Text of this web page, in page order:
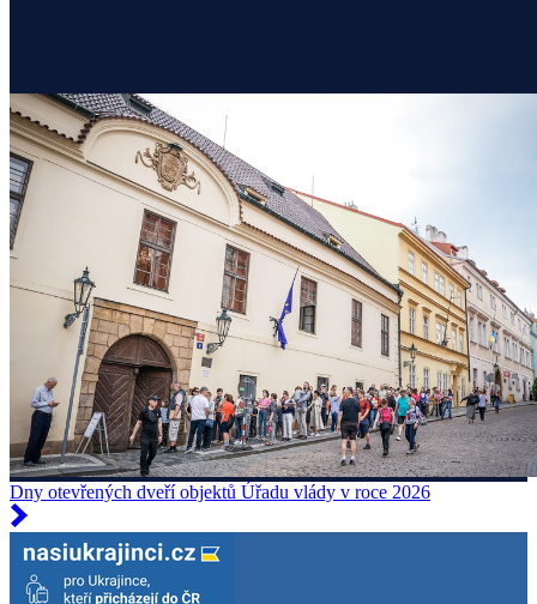
Dny otevřených dveří objektů Úřadu vlády v roce 2026